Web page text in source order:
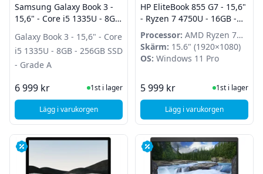
Samsung Galaxy Book 3 -
15,6" - Core i5 1335U - 8GB
Galaxy Book 3 - 15,6" - Core
i5 1335U - 8GB - 256GB SSD
- Grade A
6 999 kr I Lager
1st i lager
Lägg i varukorgen, Samsung Galaxy Book 3 - 15,6" - Core i5 1335U - 8GB -
HP EliteBook 855 G7 - 15,6"
- Ryzen 7 4750U - 16GB -
256GB SSD - Win 11 Pro -
Grade B
Processor: AMD Ryzen 7
4750U
Skärm: 15.6" (1920×1080)
OS: Windows 11 Pro
5 999 kr I Lager
1st i lager
Lägg i varukorgen, HP EliteBook 855